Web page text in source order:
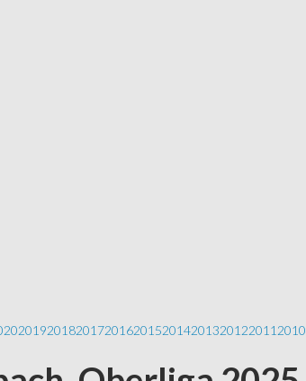
201920182017201620152014201320122011 2010